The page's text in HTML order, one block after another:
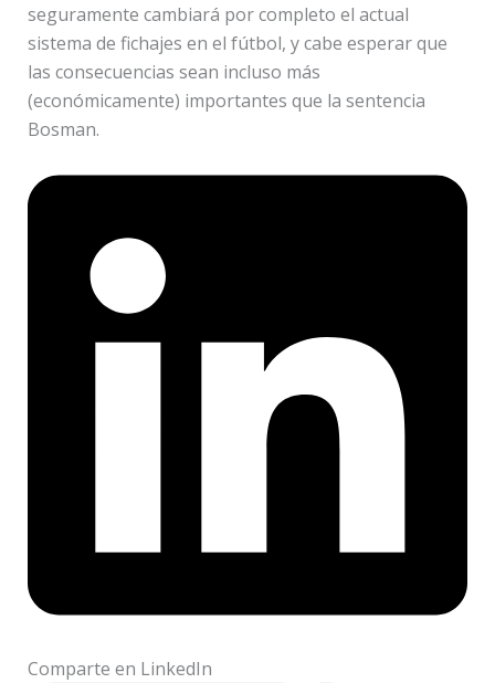
seguramente cambiará por completo el actual
sistema de fichajes en el fútbol, y cabe esperar que
las consecuencias sean incluso más
(económicamente) importantes que la sentencia
Bosman.
Comparte en LinkedIn